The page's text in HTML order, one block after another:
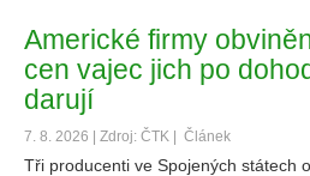
Americké firmy
cen vajec jich po
darují
7. 8. 2026 | Zdroj: ČTK | Článek
Tři producenti ve Spojených státech